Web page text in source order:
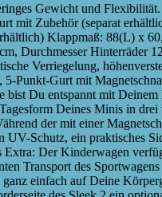
Gewicht und
mit Zubehör (separat
Klappmaß: 88(L) x
Durchmesser
Verriegelung,
5-Punkt-Gurt mit
Du entspannt mit
Deines Minis in
der mit einer
Schutz, ein praktisches
Der Kinderwagen
Transport des
einfach auf Deine